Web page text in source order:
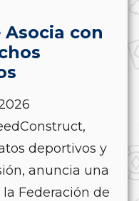
con
deportivos y
anuncia una
Federación de